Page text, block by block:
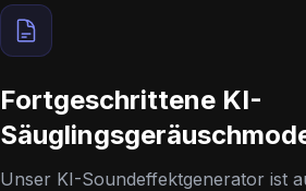
Fortgeschrittene KI-
Unser KI-Soundeffektgenerator ist